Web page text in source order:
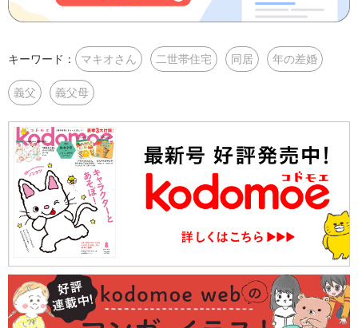
キーワード： マキオさん 二世帯住宅 同居 年の差婚
義父 義父母